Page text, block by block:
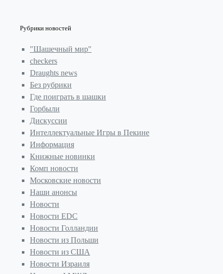
Рубрики новостей
"Шашечный мир"
checkers
Draughts news
Без рубрики
Где поиграть в шашки
Горбыли
Дискуссии
Интеллектуальные Игры в Пекине
Информация
Книжные новинки
Комп новости
Московские новости
Наши анонсы
Новости
Новости EDC
Новости Голландии
Новости из Польши
Новости из США
Новости Израиля